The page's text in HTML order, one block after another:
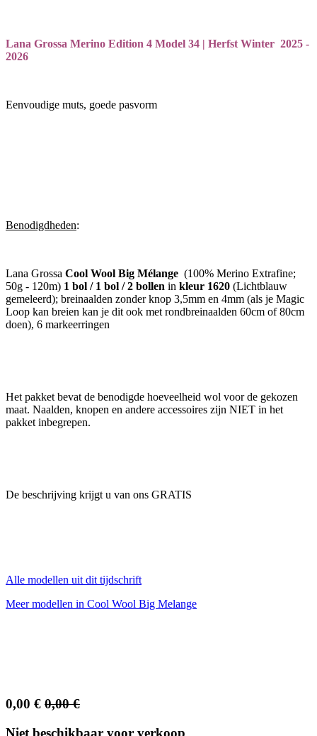
Lana Grossa Merino Edition 4 Model 34 | Herfst Winter 2025 -
2026
Eenvoudige muts, goede pasvorm
Benodigdheden:
Lana Grossa Cool Wool Big Mélange (100% Merino Extrafine;
50g - 120m) 1 bol / 1 bol / 2 bollen in kleur 1620 (Lichtblauw
gemeleerd); breinaalden zonder knop 3,5mm en 4mm (als je Magic
Loop kan breien kan je dit ook met rondbreinaalden 60cm of 80cm
doen), 6 markeerringen
Het pakket bevat de benodigde hoeveelheid wol voor de gekozen
maat. Naalden, knopen en andere accessoires zijn NIET in het
pakket inbegrepen.
De beschrijving krijgt u van ons GRATIS
Alle modellen uit dit tijdschrift
Meer modellen in Cool Wool Big Melange
0,00 € 0,00€
Niet beschikbaar voor verkoop